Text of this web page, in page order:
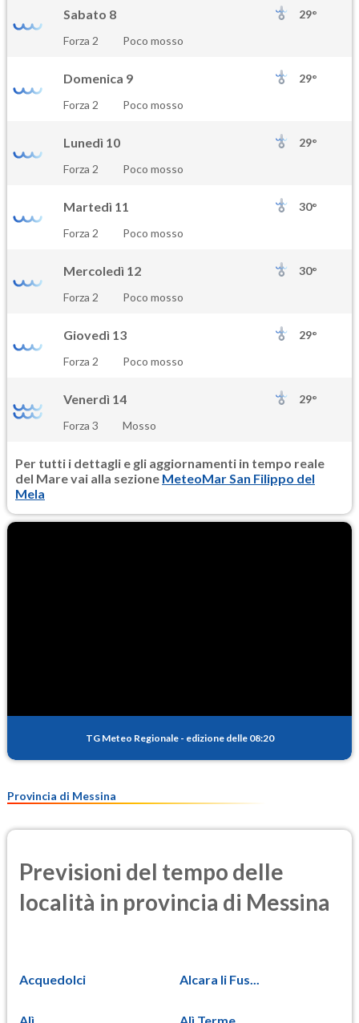
Sabato 8
29°
Forza 2
Poco mosso
Domenica 9
29°
Forza 2
Poco mosso
Lunedì 10
29°
Forza 2
Poco mosso
Martedì 11
30°
Forza 2
Poco mosso
Mercoledì 12
30°
Forza 2
Poco mosso
Giovedì 13
29°
Forza 2
Poco mosso
Venerdì 14
29°
Forza 3
Mosso
Per tutti i dettagli e gli aggiornamenti in tempo reale
del Mare vai alla sezione MeteoMar San Filippo del
Mela
TG Meteo Regionale - edizione delle 08:20
Provincia di Messina
Previsioni del tempo delle
località in provincia di Messina
Acquedolci Alcara li Fus...